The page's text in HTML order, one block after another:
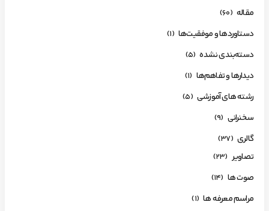
مقاله (60)
دستاوردها و موفقیت‌ها (1)
دسته‌بندی نشده (5)
دیدارها و تفاهم‌ها (1)
رشته های آموزشی (5)
سخنرانی (9)
گالری (37)
تصاویر (23)
صوت ها (14)
مراسم معرفه ها (1)